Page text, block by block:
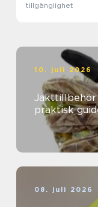
tillgänglighet
10. juli 2026
Jakttillbehör
praktisk
08. juli 2026